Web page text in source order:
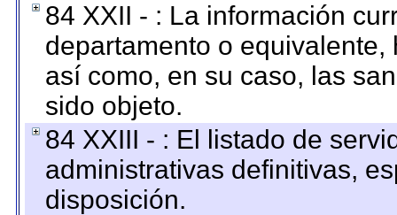
84 XXII - : La información
departamento o
así como, en su caso, las
sido objeto.
84 XXIII - : El listado de
administrativas definitivas,
disposición.